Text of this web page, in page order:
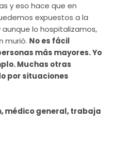
y eso hace que en
expuestos a la
lo hospitalizamos,
murió. No es fácil
más mayores. Yo
Muchas otras
por situaciones
médico general, trabaja